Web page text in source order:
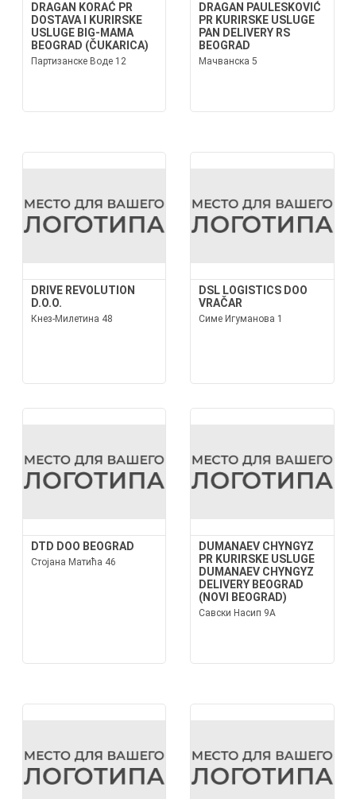
DRAGAN KORAĆ PR
DOSTAVA I KURIRSKE
USLUGE BIG-MAMA
BEOGRAD (ČUKARICA)
Партизанске Воде 12
DRAGAN PAULESKOVIĆ
PR KURIRSKE USLUGE
PAN DELIVERY RS
BEOGRAD
Мачванска 5
DRIVE REVOLUTION
D.O.O.
Кнез-Милетина 48
DSL LOGISTICS DOO
VRAČAR
Симе Игуманова 1
DTD DOO BEOGRAD
Стојана Матића 46
DUMANAEV CHYNGYZ
PR KURIRSKE USLUGE
DUMANAEV CHYNGYZ
DELIVERY BEOGRAD
(NOVI BEOGRAD)
Савски Насип 9А